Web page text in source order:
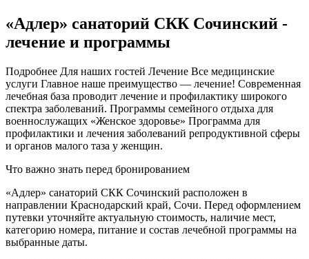
«Адлер» санаторий СКК Сочинский -
лечение и программы
Подробнее Для наших гостей Лечение Все медицинские
услуги Главное наше преимущество — лечение! Современная
лечебная база проводит лечение и профилактику широкого
спектра заболеваний. Программы семейного отдыха для
военнослужащих «Женское здоровье» Программа для
профилактики и лечения заболеваний репродуктивной сферы
и органов малого таза у женщин.
Что важно знать перед бронированием
«Адлер» санаторий СКК Сочинский расположен в
направлении Краснодарский край, Сочи. Перед оформлением
путевки уточняйте актуальную стоимость, наличие мест,
категорию номера, питание и состав лечебной программы на
выбранные даты.